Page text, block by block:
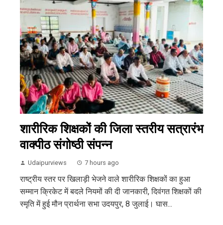
शारीरिक शिक्षकों की जिला स्तरीय सत्रारंभ
वाक्पीठ संगोष्ठी संपन्न
Udaipurviews 7 hours ago
राष्ट्रीय स्तर पर खिलाड़ी भेजने वाले शारीरिक शिक्षकों का हुआ
सम्मान क्रिकेट में बदले नियमों की दी जानकारी, दिवंगत शिक्षकों की
स्मृति में हुई मौन प्रार्थना सभा उदयपुर, 8 जुलाई। घास...